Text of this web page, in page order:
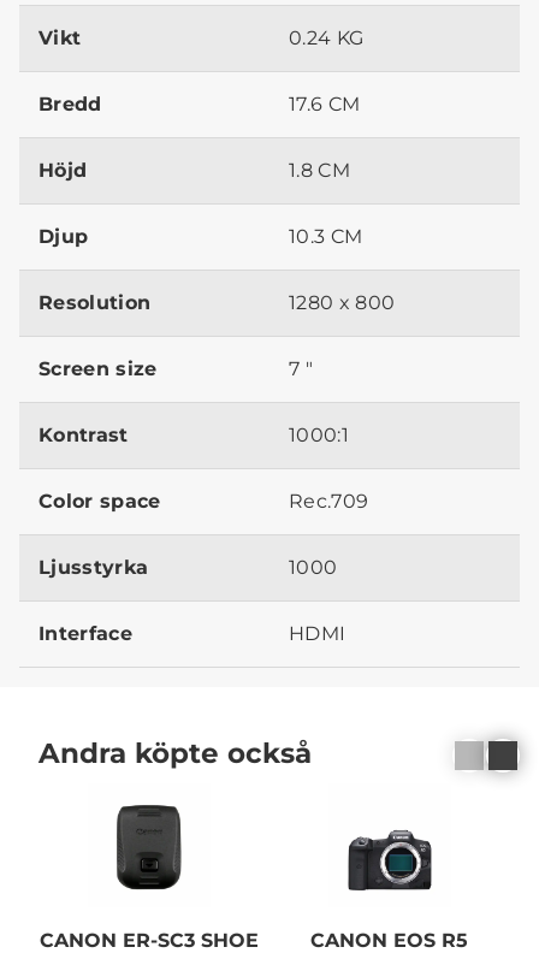
Vikt 0.24 KG
Bredd 17.6 CM
Höjd 1.8 CM
Djup 10.3 CM
Resolution 1280 x 800
Screen size 7 "
Kontrast 1000:1
Color space Rec.709
Ljusstyrka 1000
Interface HDMI
Andra köpte också
CANON ER-SC3 SHOE
CANON EOS R5